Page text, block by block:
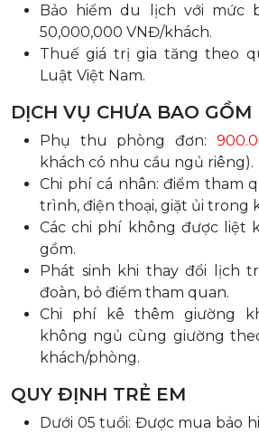
Bảo hiểm du lịch với mức
50,000,000 VNĐ/khách.
Thuế giá trị gia tăng theo
Luật Việt Nam.
DỊCH VỤ CHƯA BAO GỒM
Phụ thu phòng đơn:
khách có nhu cầu ngủ riêng).
Chi phí cá nhân: điểm tham
trình, điện thoại, giặt ủi trong
Các chi phí không được liệt
gồm.
Phát sinh khi thay đổi lịch
đoàn, bỏ điểm tham quan.
Chi phí kê thêm giường
không ngủ cùng giường
khách/phòng.
QUY ĐỊNH TRẺ EM
Dưới 05 tuổi: Được mua bảo